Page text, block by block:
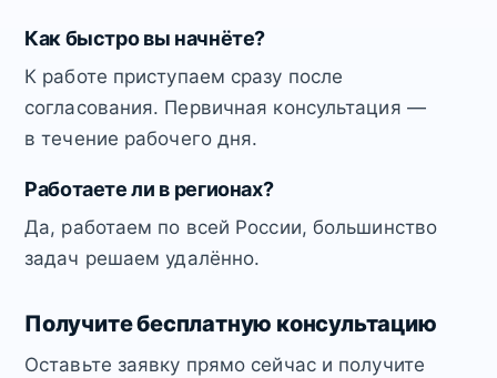
Как быстро вы начнёте?
К работе приступаем сразу после
согласования. Первичная консультация —
в течение рабочего дня.
Работаете ли в регионах?
Да, работаем по всей России, большинство
задач решаем удалённо.
Получите бесплатную консультацию
Оставьте заявку прямо сейчас и получите